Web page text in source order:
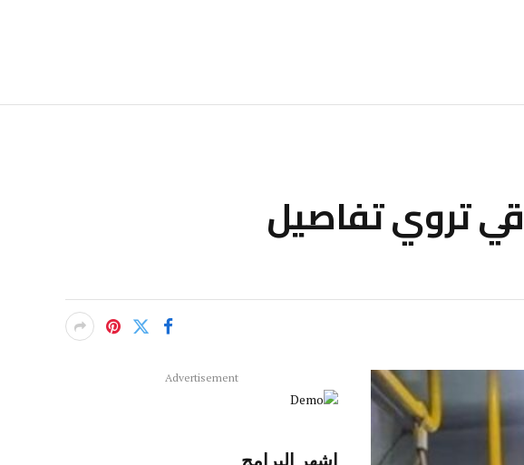
تروي تفاصيل
Advertisement
اشهر البرامج